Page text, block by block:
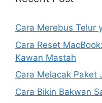
Cara Merebus Telur
Cara Reset
Kawan Mastah
Cara Melacak Paket
Cara Bikin Bakwan